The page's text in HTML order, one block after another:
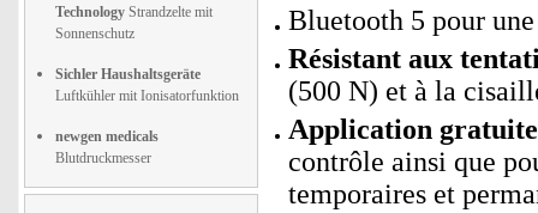
Technology Strandzelte mit
Sonnenschutz
Sichler Haushaltsgeräte
Luftkühler mit Ionisatorfunktion
newgen medicals
Blutdruckmesser
Bluetooth 5 pour
Résistant aux
(500 N) et à la
Application
contrôle ainsi que
temporaires et